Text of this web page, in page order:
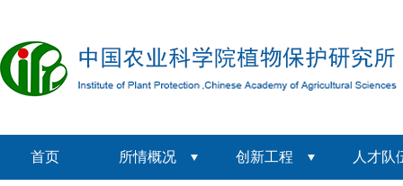
首页 所情概况 创新工程 人才队